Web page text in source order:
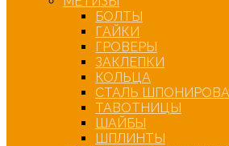
БОЛТЫ
ГАЙКИ
ГРОВЕРЫ
ЗАКЛЕПКИ
КОЛЬЦА
СТАЛЬ
ТАВОТНИЦЫ
ШАЙБЫ
ШПЛИНТЫ